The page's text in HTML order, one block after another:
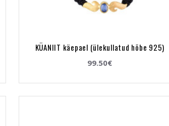
KÜANIIT käepael (ülekullatud hõbe 925)
99.50€